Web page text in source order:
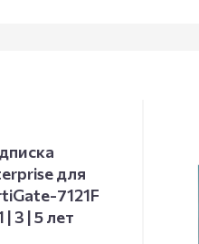
для
7121F
| 3 | 5 лет